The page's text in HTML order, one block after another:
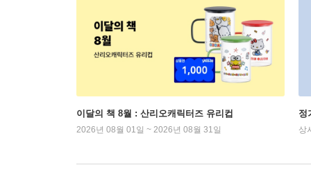
이달의 책 8월 : 산리오캐릭터즈 유리컵
2026년 08월 01일 ~ 2026년 08월 31일
정
상